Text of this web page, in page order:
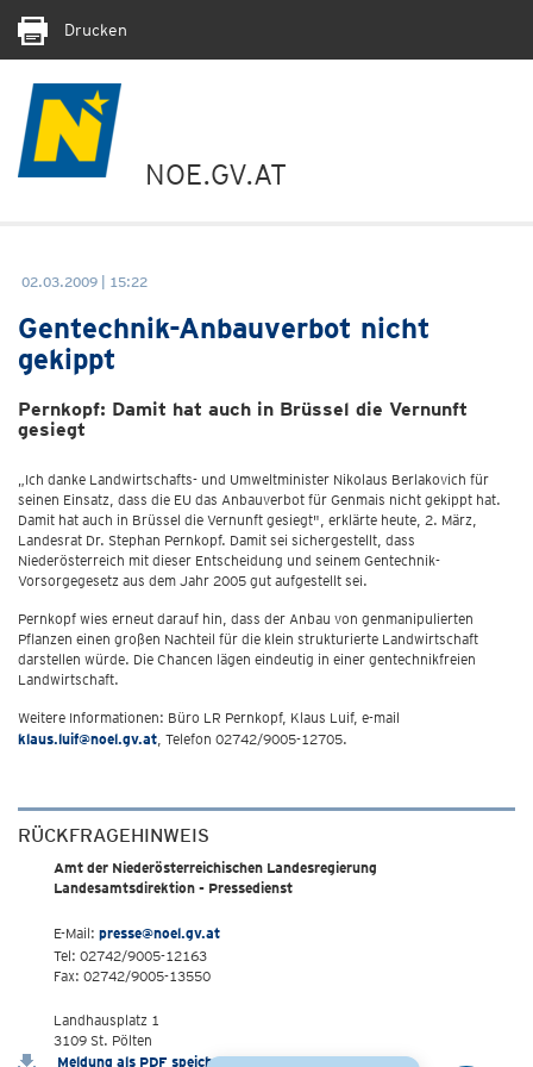
Drucken
NOE.GV.AT
02.03.2009 | 15:22
Gentechnik-Anbauverbot nicht
gekippt
Pernkopf: Damit hat auch in Brüssel die Vernunft
gesiegt
„Ich danke Landwirtschafts- und Umweltminister Nikolaus Berlakovich für
seinen Einsatz, dass die EU das Anbauverbot für Genmais nicht gekippt hat.
Damit hat auch in Brüssel die Vernunft gesiegt", erklärte heute, 2. März,
Landesrat Dr. Stephan Pernkopf. Damit sei sichergestellt, dass
Niederösterreich mit dieser Entscheidung und seinem Gentechnik-
Vorsorgegesetz aus dem Jahr 2005 gut aufgestellt sei.
Pernkopf wies erneut darauf hin, dass der Anbau von genmanipulierten
Pflanzen einen großen Nachteil für die klein strukturierte Landwirtschaft
darstellen würde. Die Chancen lägen eindeutig in einer gentechnikfreien
Landwirtschaft.
Weitere Informationen: Büro LR Pernkopf, Klaus Luif, e-mail
klaus.luif@noel.gv.at, Telefon 02742/9005-12705.
RÜCKFRAGEHINWEIS
Amt der Niederösterreichischen Landesregierung
Landesamtsdirektion - Pressedienst
E-Mail: presse@noel.gv.at
Tel: 02742/9005-12163
Fax: 02742/9005-13550
Landhausplatz 1
3109 St. Pölten
Meldung als PDF speichern